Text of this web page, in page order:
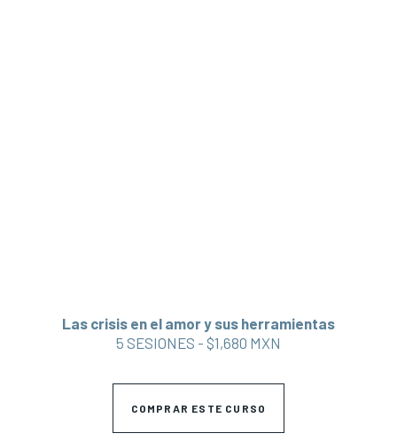
Las crisis en el amor y sus herramientas
5 SESIONES - $1,680 MXN
COMPRAR ESTE CURSO